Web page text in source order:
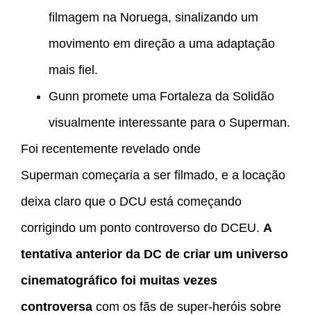
filmagem na Noruega, sinalizando um
movimento em direção a uma adaptação
mais fiel.
Gunn promete uma Fortaleza da Solidão
visualmente interessante para o Superman.
Foi recentemente revelado onde
Superman começaria a ser filmado, e a locação
deixa claro que o DCU está começando
corrigindo um ponto controverso do DCEU. A
tentativa anterior da DC de criar um universo
cinematográfico foi muitas vezes
controversa com os fãs de super-heróis sobre